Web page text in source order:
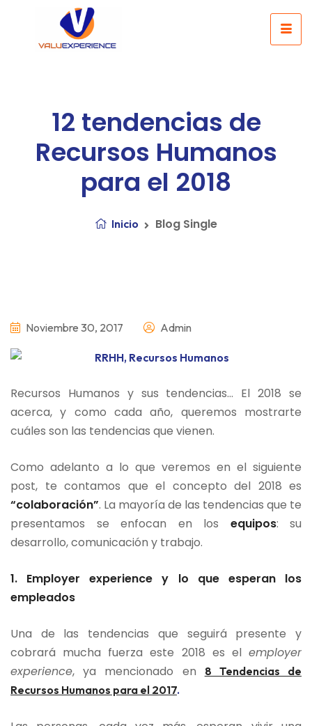
12 tendencias de
Recursos Humanos
para el 2018
Inicio Blog Single
Noviembre 30, 2017 Admin
Recursos Humanos y sus tendencias… El 2018 se
acerca, y como cada año, queremos mostrarte
cuáles son las tendencias que vienen.
Como adelanto a lo que veremos en el siguiente
post, te contamos que el concepto del 2018 es
“colaboración”. La mayoría de las tendencias que te
presentamos se enfocan en los equipos: su
desarrollo, comunicación y trabajo.
1. Employer experience y lo que esperan los
empleados
Una de las tendencias que seguirá presente y
cobrará mucha fuerza este 2018 es el employer
experience, ya mencionado en
8 Tendencias de
Recursos Humanos para el 2017.